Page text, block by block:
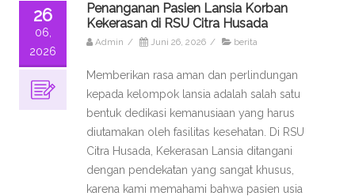
26
06,
2026
Penanganan Pasien Lansia Korban
Kekerasan di RSU Citra Husada
Admin / Juni 26, 2026 / berita
Memberikan rasa aman dan perlindungan
kepada kelompok lansia adalah salah satu
bentuk dedikasi kemanusiaan yang harus
diutamakan oleh fasilitas kesehatan. Di RSU
Citra Husada, Kekerasan Lansia ditangani
dengan pendekatan yang sangat khusus,
karena kami memahami bahwa pasien usia